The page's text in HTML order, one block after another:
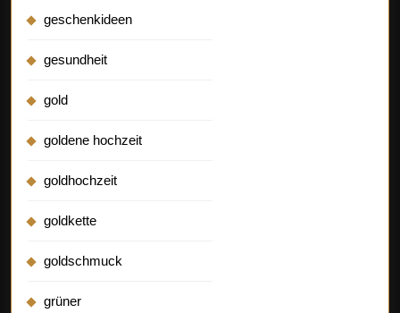
geschenkideen
gesundheit
gold
goldene hochzeit
goldhochzeit
goldkette
goldschmuck
grüner